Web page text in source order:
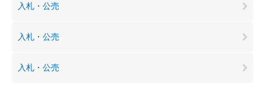
入札・公売
入札・公売
入札・公売